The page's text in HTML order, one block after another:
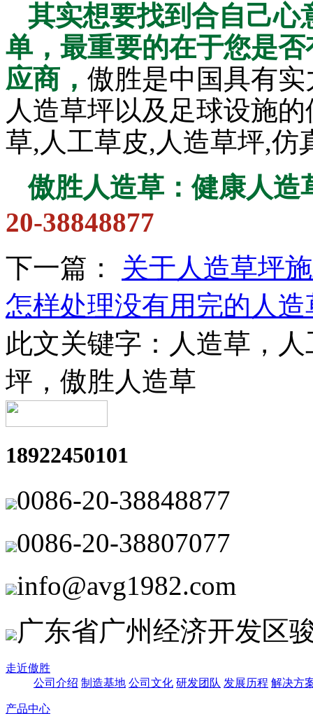
其实想要找到合自己心
单，最重要的在于您是
应商， 傲胜是中国具有
人造草坪以及足球设施
草,人工草皮,人造草坪,仿
傲胜人造草：健康人造
20-38848877
下一篇： 关于人造草坪
怎样处理没有用完的人
此文关键字： 人造草，
坪，傲胜人造草
18922450101
0086-20-38848877
0086-20-38807077
info@avg1982.com
广东省广州经济开发区
走近傲胜
公司介绍 制造基地 公司文化 研发团队 发展历程 解决方
产品中心